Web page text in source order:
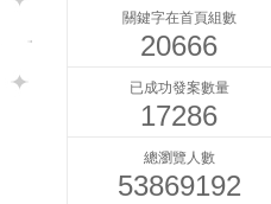
關鍵字在首頁組數
20666
已成功發案數量
17286
總瀏覽人數
53869192